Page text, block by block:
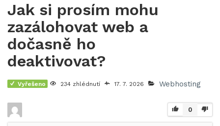
Jak si prosím mohu
zazálohovat web a
dočasně ho
deaktivovat?
Vyřešeno 234 zhlédnutí 17. 7. 2026 Webhosting
0